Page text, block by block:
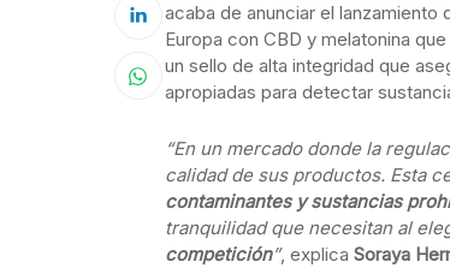
acaba de anunciar el lanzamiento
Europa con CBD y melatonina
un sello de alta integridad que
apropiadas para detectar
“En un mercado donde la
calidad de sus productos. Esta
contaminantes y sustancias
tranquilidad que necesitan al
competición”, explica Soraya